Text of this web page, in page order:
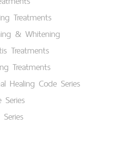
Treatments
& Whitening
Treatments
Treatments
Healing Code Series
Series